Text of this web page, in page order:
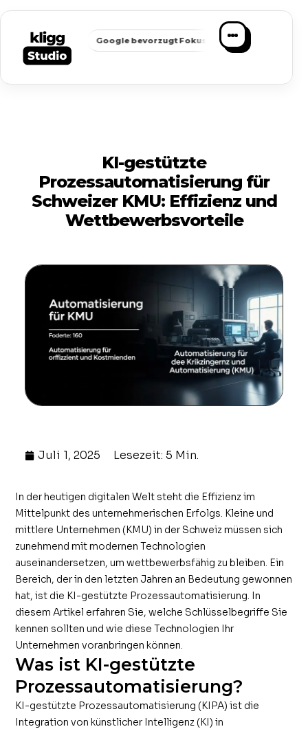
✦ Google bevorzugt Fokus ✦ Passende Anfragen statt
KI-gestützte
Prozessautomatisierung für
Schweizer KMU: Effizienz und
Wettbewerbsvorteile
Juli 1, 2025 Lesezeit: 5 Min.
In der heutigen digitalen Welt steht die Effizienz im
Mittelpunkt des unternehmerischen Erfolgs. Kleine und
mittlere Unternehmen (KMU) in der Schweiz müssen sich
zunehmend mit modernen Technologien
auseinandersetzen, um wettbewerbsfähig zu bleiben. Ein
Bereich, der in den letzten Jahren an Bedeutung gewonnen
hat, ist die KI-gestützte Prozessautomatisierung. In
diesem Artikel erfahren Sie, welche Schlüsselbegriffe Sie
kennen sollten und wie diese Technologien Ihr
Unternehmen voranbringen können.
Was ist KI-gestützte
Prozessautomatisierung?
KI-gestützte Prozessautomatisierung (KIPA) ist die
Integration von künstlicher Intelligenz (KI) in